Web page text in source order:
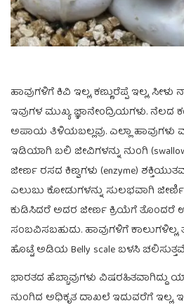
ಹಾವುಗಳಿಗೆ ಕಿವಿ ಇಲ್ಲ, ಕಣ್ಣುರೆಪ್ಪೆ ಇಲ್ಲ,
ಇವುಗಳ ಮುಖ್ಯ ಜ್ಞಾನೇಂದ್ರಿಯಗಳು. ನೆಲದ
ಅಪಾಯ ತಿಳಿಯಬಲ್ಲವು. ಎಲ್ಲಾ ಹಾವುಗಳು
ಇಡಿಯಾಗಿ ಬಲಿ ಜೀವಿಗಳನ್ನು ನುಂಗಿ
ಜೀರ್ಣ ರಸದ ಕಿಣ್ವಗಳು (enzyme)
ಎಲುಬು ಕೋಡುಗಳನ್ನು ಸುಲಭವಾಗಿ
ಕುಡಿಸಿದರೆ ಅದರ ಜೀರ್ಣ ಕ್ರಿಯೆಗೆ ತೊಂದರೆ
ಸಂಬವಿಸಬಹುದು. ಹಾವುಗಳಿಗೆ
ಹೊಟ್ಟೆ ಅಡಿಯ Belly scale ಬಳಸಿ
ಭಾರತದ ಹೆಬ್ಬಾವುಗಳು ವಿಷರಹಿತವಾಗಿದ್ದು
ನುಂಗಿದ ಅಧಿಕೃತ ದಾಖಲೆ ಇದುವರೆಗೆ